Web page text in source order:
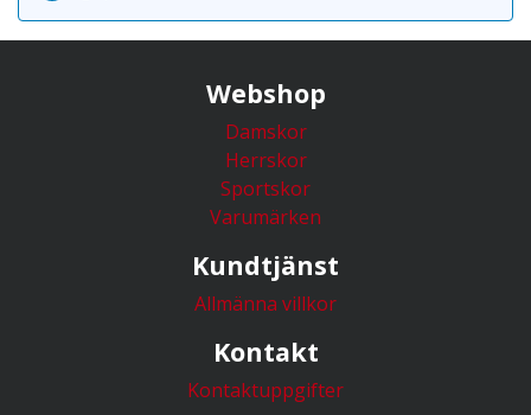
Webshop
Damskor
Herrskor
Sportskor
Varumärken
Kundtjänst
Allmänna villkor
Kontakt
Kontaktuppgifter